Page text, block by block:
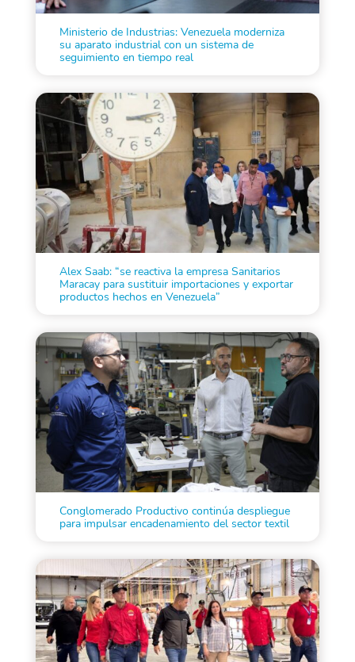
Ministerio de Industrias: Venezuela moderniza
su aparato industrial con un sistema de
seguimiento en tiempo real
Alex Saab: “se reactiva la empresa Sanitarios
Maracay para sustituir importaciones y exportar
productos hechos en Venezuela”
Conglomerado Productivo continúa despliegue
para impulsar encadenamiento del sector textil